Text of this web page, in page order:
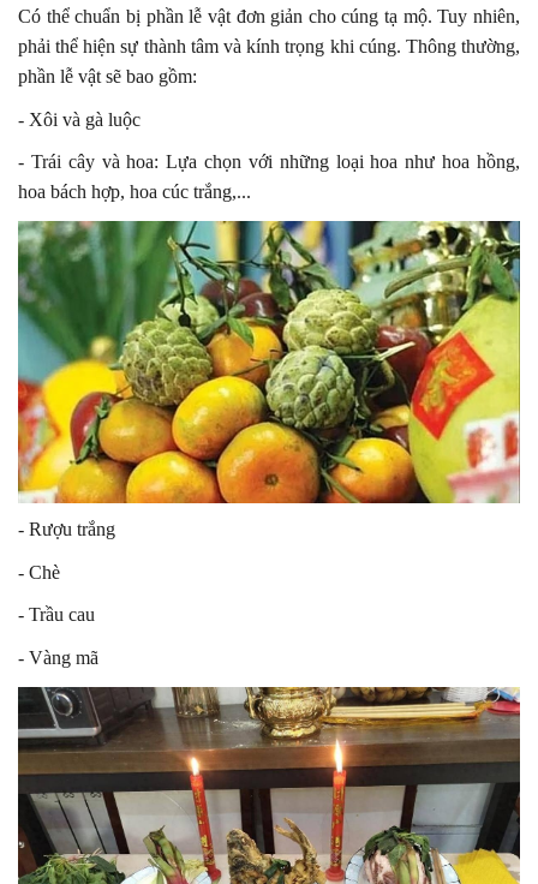
Có thể chuẩn bị phần lễ vật đơn giản cho cúng tạ mộ. Tuy nhiên,
phải thể hiện sự thành tâm và kính trọng khi cúng. Thông thường,
phần lễ vật sẽ bao gồm:
- Xôi và gà luộc
- Trái cây và hoa: Lựa chọn với những loại hoa như hoa hồng,
hoa bách hợp, hoa cúc trắng,...
- Rượu trắng
- Chè
- Trầu cau
- Vàng mã